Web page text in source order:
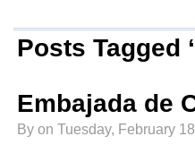
Posts Tagged
Embajada de
By on Tuesday, February